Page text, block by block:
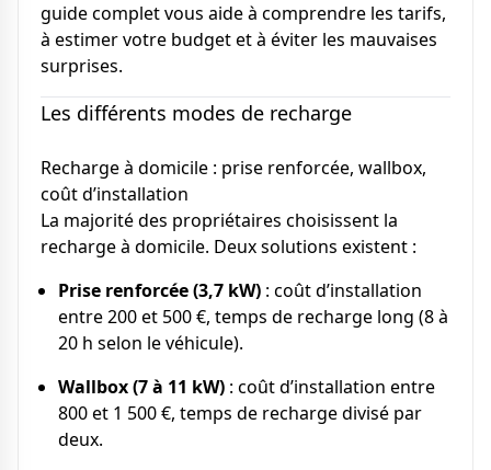
guide complet vous aide à comprendre les tarifs,
à estimer votre budget et à éviter les mauvaises
surprises.
Les différents modes de recharge
Recharge à domicile : prise renforcée, wallbox,
coût d’installation
La majorité des propriétaires choisissent la
recharge à domicile. Deux solutions existent :
Prise renforcée (3,7 kW) : coût d’installation
entre 200 et 500 €, temps de recharge long (8 à
20 h selon le véhicule).
Wallbox (7 à 11 kW) : coût d’installation entre
800 et 1 500 €, temps de recharge divisé par
deux.